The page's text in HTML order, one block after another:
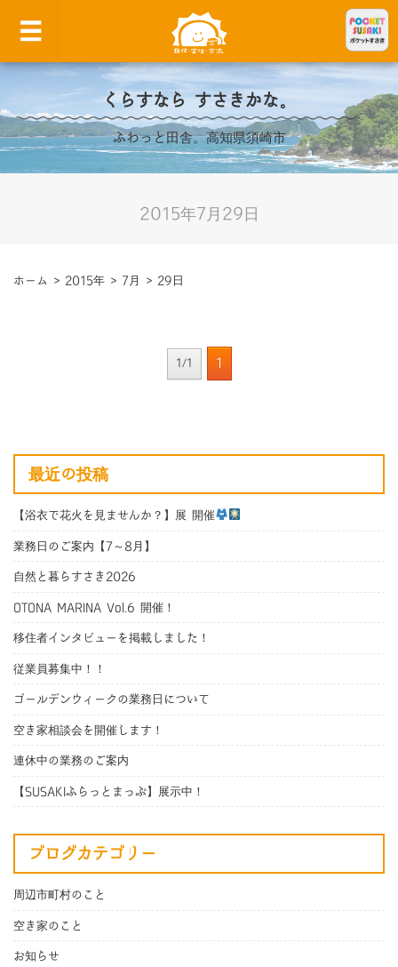
くらすなら すさきかな。
ふわっと田舎。高知県須崎市
2015年7月29日
ホーム > 2015年 > 7月 > 29日
1/1 1
最近の投稿
【浴衣で花火を見ませんか？】展 開催
業務日のご案内【7～8月】
自然と暮らすさき2026
OTONA MARINA Vol.6 開催！
移住者インタビューを掲載しました！
従業員募集中！！
ゴールデンウィークの業務日について
空き家相談会を開催します！
連休中の業務のご案内
【SUSAKIふらっとまっぷ】展示中！
ブログカテゴリー
周辺市町村のこと
空き家のこと
お知らせ